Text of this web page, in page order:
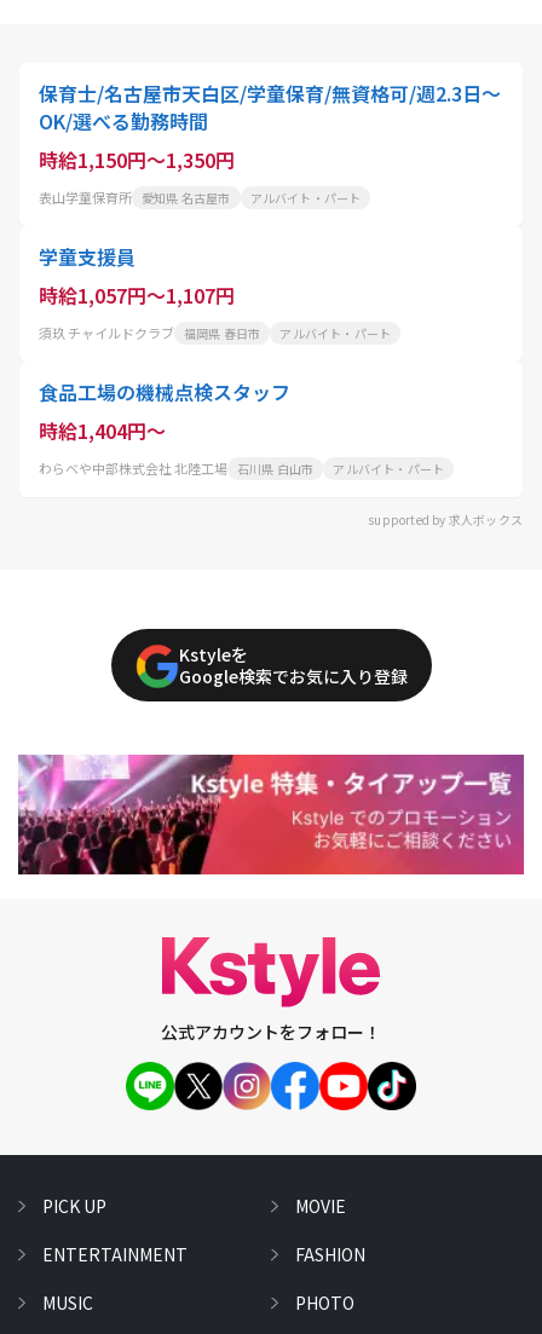
保育士/名古屋市天白区/学童保育/無資格可/週2.3日～
OK/選べる勤務時間
時給1,150円～1,350円
表山学童保育所 愛知県 名古屋市 アルバイト・パート
学童支援員
時給1,057円～1,107円
須玖 チャイルドクラブ 福岡県 春日市 アルバイト・パート
食品工場の機械点検スタッフ
時給1,404円～
わらべや中部株式会社 北陸工場 石川県 白山市 アルバイト・パート
supported by 求人ボックス
Kstyleを
Google検索でお気に入り登録
公式アカウントをフォロー！
PICK UP
ENTERTAINMENT
MUSIC
MOVIE
FASHION
PHOTO